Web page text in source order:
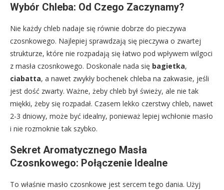
Wybór Chleba: Od Czego Zaczynamy?
Nie każdy chleb nadaje się równie dobrze do pieczywa
czosnkowego. Najlepiej sprawdzają się pieczywa o zwartej
strukturze, które nie rozpadają się łatwo pod wpływem wilgoci
z masła czosnkowego. Doskonale nada się bagietka,
ciabatta, a nawet zwykły bochenek chleba na zakwasie, jeśli
jest dość zwarty. Ważne, żeby chleb był świeży, ale nie tak
miękki, żeby się rozpadał. Czasem lekko czerstwy chleb, nawet
2-3 dniowy, może być idealny, ponieważ lepiej wchłonie masło
i nie rozmoknie tak szybko.
Sekret Aromatycznego Masła
Czosnkowego: Połączenie Idealne
To właśnie masło czosnkowe jest sercem tego dania. Użyj